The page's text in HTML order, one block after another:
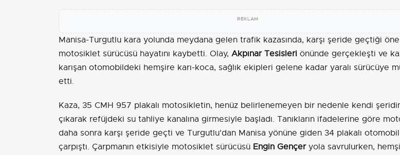
REKLAM
Manisa-Turgutlu kara yolunda meydana gelen trafik kazasında, karşı şeride geçtiği
motosiklet sürücüsü hayatını kaybetti. Olay, Akpınar Tesisleri önünde gerçekleşti ve
karışan otomobildeki hemşire karı-koca, sağlık ekipleri gelene kadar yaralı sürücüye
etti.
Kaza, 35 CMH 957 plakalı motosikletin, henüz belirlenemeyen bir nedenle kendi
çıkarak refüjdeki su tahliye kanalına girmesiyle başladı. Tanıkların ifadelerine göre
daha sonra karşı şeride geçti ve Turgutlu'dan Manisa yönüne giden 34 plakalı
çarpıştı. Çarpmanın etkisiyle motosiklet sürücüsü Engin Gençeryola savrulurken,